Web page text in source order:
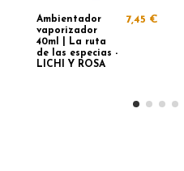
Ambientador
vaporizador
40ml | La ruta
de las especias -
LICHI Y ROSA
7,45 €